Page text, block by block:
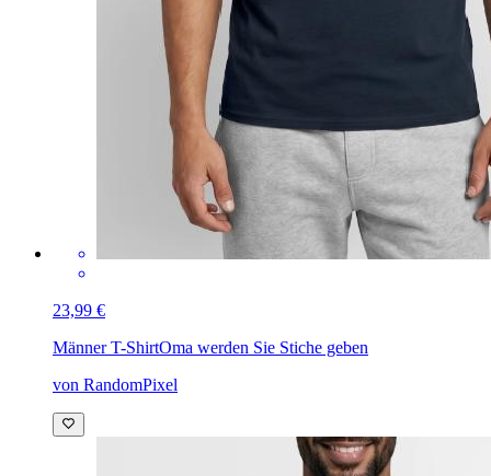
23,99 €
Männer T-ShirtOma werden Sie Stiche geben
von RandomPixel